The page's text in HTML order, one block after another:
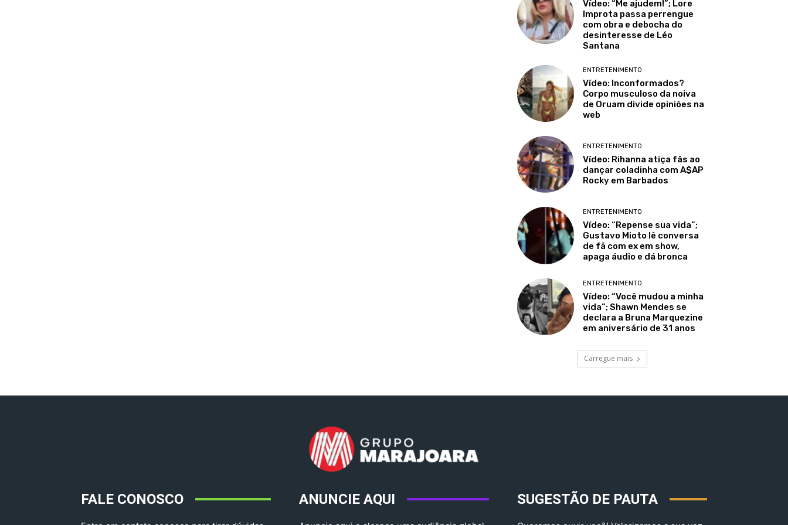
Vídeo: “Me ajudem!”; Lore
Improta passa perrengue
com obra e debocha do
desinteresse de Léo
Santana
ENTRETENIMENTO
Vídeo: Inconformados?
Corpo musculoso da noiva
de Oruam divide opiniões na
web
ENTRETENIMENTO
Vídeo: Rihanna atiça fãs ao
dançar coladinha com A$AP
Rocky em Barbados
ENTRETENIMENTO
Vídeo: “Repense sua vida”;
Gustavo Mioto lê conversa
de fã com ex em show,
apaga áudio e dá bronca
ENTRETENIMENTO
Vídeo: “Você mudou a minha
vida”; Shawn Mendes se
declara a Bruna Marquezine
em aniversário de 31 anos
Carregue mais
FALE CONOSCO ANUNCIE AQUI SUGESTÃO DE PAUTA